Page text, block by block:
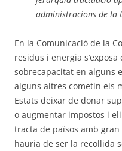
administracions de la
En la Comunicació de la
residus i energia
sobrecapacitat en alguns
alguns altres cometin els
Estats deixar de donar
o augmentar impostos i
tracta de països amb
hauria de ser la recollida